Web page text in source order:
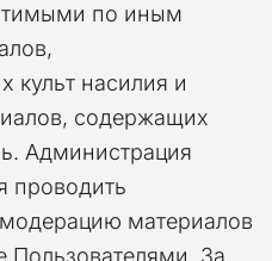
по иным
культ насилия и
содержащих
Администрация
проводить
материалов
Пользователями. За